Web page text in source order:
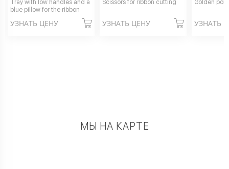
Tray with low handles and a
blue pillow for the ribbon
УЗНАТЬ ЦЕНУ
Scissors for ribbon cutting
УЗНАТЬ ЦЕНУ
Golden
УЗНАТЬ
МЫ НА КАРТЕ